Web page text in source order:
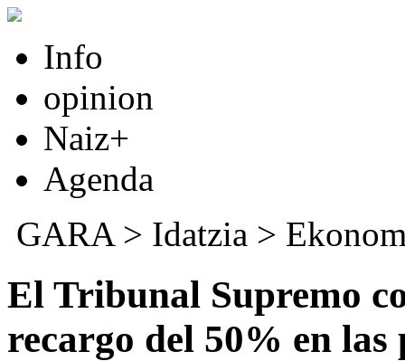
Info
opinion
Naiz+
Agenda
GARA> Idatzia >
El Tribunal Supremo
recargo del 50% en